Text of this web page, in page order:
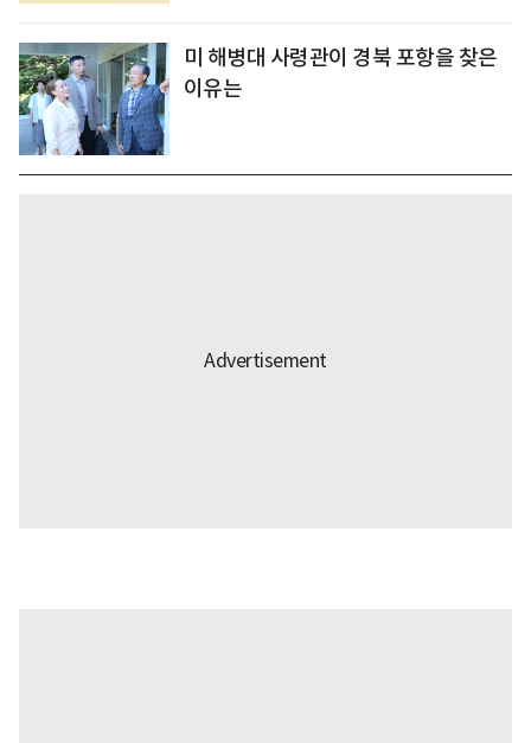
미 해병대 사령관이 경북 포항을 찾은
이유는